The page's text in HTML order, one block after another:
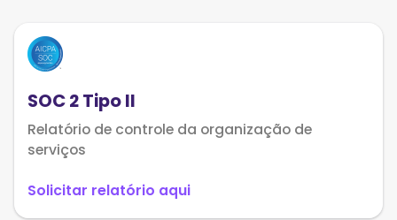
SOC 2 Tipo II
Relatório de controle da organização de
serviços
Solicitar relatório aqui